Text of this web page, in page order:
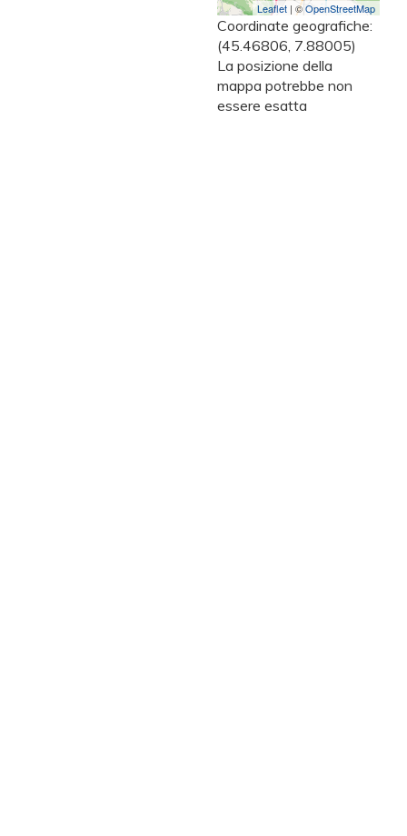
Leaflet | ©OpenStreetMap
Coordinate geografiche:
(45.46806, 7.88005)
La posizione della
mappa potrebbe non
essere esatta